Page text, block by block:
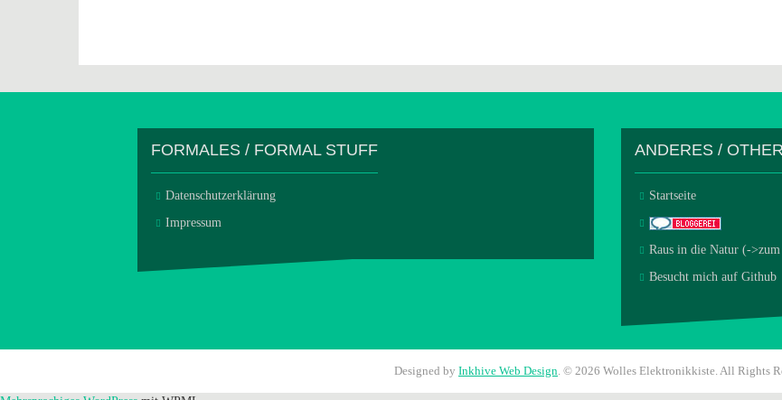
FORMALES / FORMAL STUFF
Datenschutzerklärung
Impressum
ANDERES /
Startseite
Raus in die Natur (-
Besucht mich auf Github
Designed by Inkhive Web Design. © 2026 Wolles Elektronikkiste. All Rights